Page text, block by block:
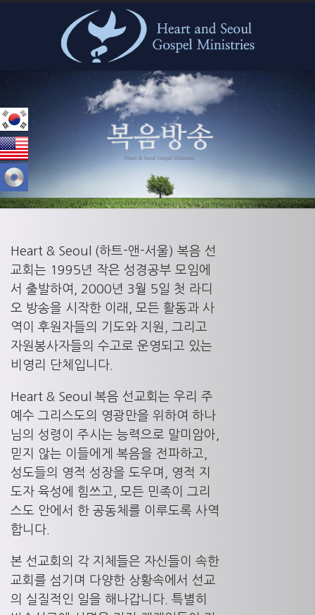
Heart & Seoul (하트-앤-서울) 복음 선
교회는 1995년 작은 성경공부 모임에
서 출발하여, 2000년 3월 5일 첫 라디
오 방송을 시작한 이래, 모든 활동과 사
역이 후원자들의 기도와 지원, 그리고
자원봉사자들의 수고로 운영되고 있는
비영리 단체입니다.
Heart & Seoul 복음 선교회는 우리 주
예수 그리스도의 영광만을 위하여 하나
님의 성령이 주시는 능력으로 말미암아,
믿지 않는 이들에게 복음을 전파하고,
성도들의 영적 성장을 도우며, 영적 지
도자 육성에 힘쓰고, 모든 민족이 그리
스도 안에서 한 공동체를 이루도록 사역
합니다.
본 선교회의 각 지체들은 자신들이 속한
교회를 섬기며 다양한 상황속에서 선교
의 실질적인 일을 해나갑니다. 특별히